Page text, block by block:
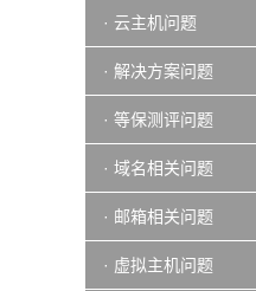
· 云主机问题
· 解决方案问题
· 等保测评问题
· 域名相关问题
· 邮箱相关问题
· 虚拟主机问题